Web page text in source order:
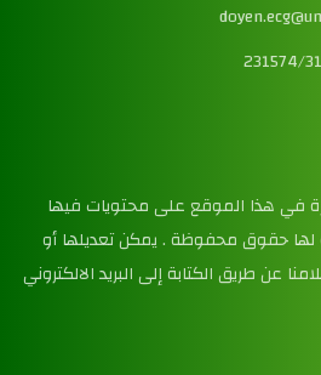
في هذا الموقع على محتويات فيها
لها حقوق محفوظة . يمكن تعديلها أو
عن طريق الكتابة إلى البريد الالكتروني